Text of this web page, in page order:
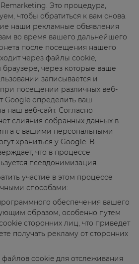
Это процедура,
чтобы обратиться к вам снова.
наши рекламные объявления
во время вашего дальнейшего
после посещения нашего
через файлы cookie,
через которые ваше
записывается и
посещении различных веб-
Google определить ваш
наш веб-сайт. Согласно
слияния собранных данных в
с вашими персональными
храниться у Google. В
что в процессе
псевдонимизация.
участие в этом процессе
способами:
обеспечения вашего
образом, особенно путем
сторонних лиц, что приведет
получать рекламу от сторонних
cookie для отслеживания